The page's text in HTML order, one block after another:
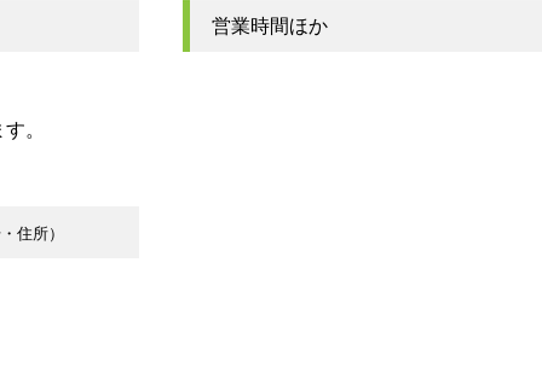
営業時間ほか
。
住所）